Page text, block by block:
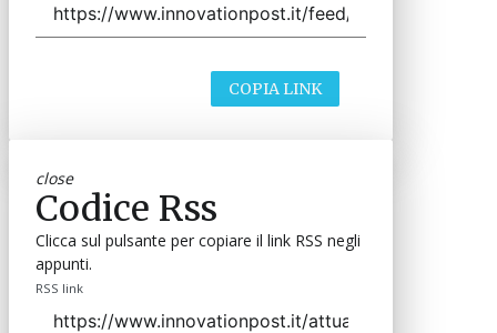
COPIA LINK
close
Codice Rss
Clicca sul pulsante per copiare il link RSS negli
appunti.
RSS link